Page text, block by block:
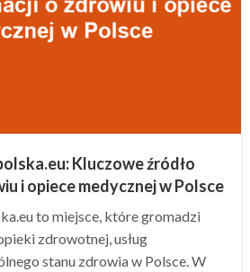
Kluczowe źródło
i opiece medycznej w Polsce
to miejsce, które gromadzi
zdrowotnej, usług
stanu zdrowia w Polsce. W